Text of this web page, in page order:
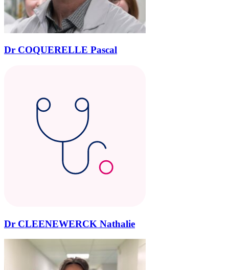
Dr COQUERELLE Pascal
Dr CLEENEWERCK Nathalie